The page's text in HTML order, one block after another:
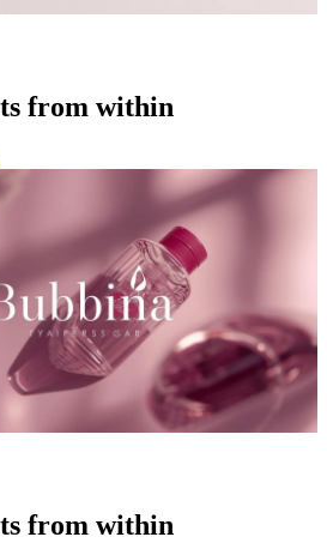
from within
from within